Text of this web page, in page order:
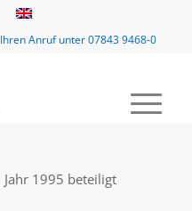
Anruf unter 07843 9468-0
Jahr 1995 beteiligt